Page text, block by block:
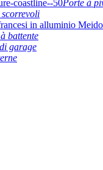
Porte à
scorrevoli
battente
garage